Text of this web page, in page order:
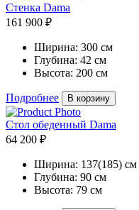
Cтенка Dama
161 900 ₽
Ширина: 300 см
Глубина: 42 см
Высота: 200 см
Подробнее В корзину
Стол обеденный Dama
64 200 ₽
Ширина: 137(185) см
Глубина: 90 см
Высота: 79 см